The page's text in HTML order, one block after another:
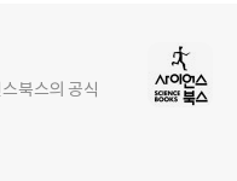
북스의 공식